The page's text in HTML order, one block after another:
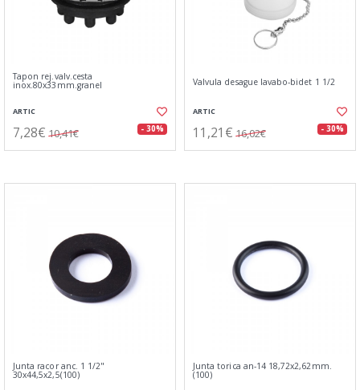
Tapon rej.valv.cesta
inox.80x33mm.granel
ARTIC
7,28€ 10,41€ - 30%
Valvula desague lavabo-bidet 1 1/2
ARTIC
11,21€ 16,02€ - 30%
Junta racor anc. 1 1/2"
30x44,5x2,5(100)
Junta torica an-14 18,72x2,62mm.
(100)